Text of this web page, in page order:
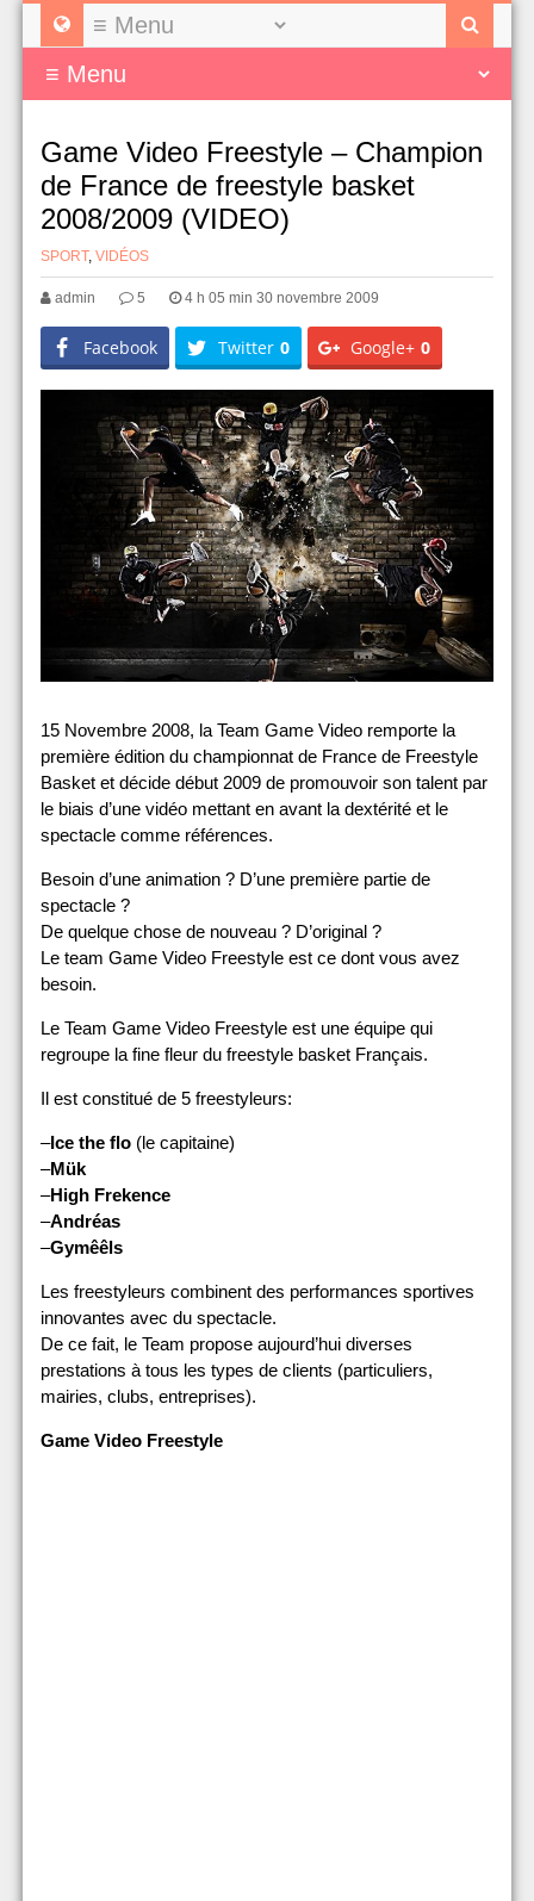
Game Video Freestyle – Champion
de France de freestyle basket
2008/2009 (VIDEO)
SPORT, VIDÉOS
admin 5 4 h 05 min 30 novembre 2009
Facebook Twitter 0 Google+ 0
15 Novembre 2008, la Team Game Video remporte la
première édition du championnat de France de Freestyle
Basket et décide début 2009 de promouvoir son talent par
le biais d’une vidéo mettant en avant la dextérité et le
spectacle comme références.
Besoin d’une animation ? D’une première partie de
spectacle ?
De quelque chose de nouveau ? D’original ?
Le team Game Video Freestyle est ce dont vous avez
besoin.
Le Team Game Video Freestyle est une équipe qui
regroupe la fine fleur du freestyle basket Français.
Il est constitué de 5 freestyleurs:
–Ice the flo (le capitaine)
–Mük
–High Frekence
–Andréas
–Gymêêls
Les freestyleurs combinent des performances sportives
innovantes avec du spectacle.
De ce fait, le Team propose aujourd’hui diverses
prestations à tous les types de clients (particuliers,
mairies, clubs, entreprises).
Game Video Freestyle